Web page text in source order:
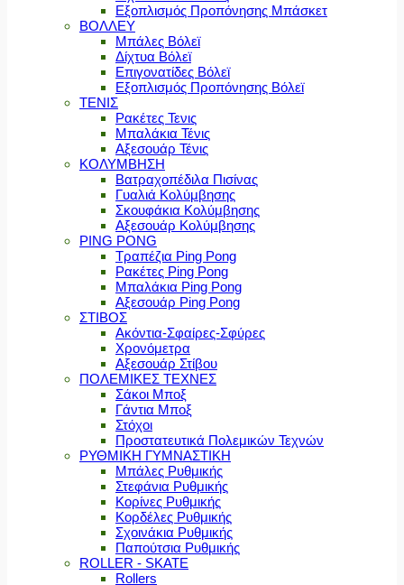
Εξοπλισμός Προπόνησης Μπάσκετ
ΒΟΛΛΕΥ
Μπάλες Βόλεϊ
Δίχτυα Βόλεϊ
Επιγονατίδες Βόλεϊ
Εξοπλισμός Προπόνησης Βόλεϊ
ΤΕΝΙΣ
Ρακέτες Τενις
Μπαλάκια Τένις
Αξεσουάρ Τένις
ΚΟΛΥΜΒΗΣΗ
Βατραχοπέδιλα Πισίνας
Γυαλιά Κολύμβησης
Σκουφάκια Κολύμβησης
Αξεσουάρ Κολύμβησης
PING PONG
Τραπέζια Ping Pong
Ρακέτες Ping Pong
Μπαλάκια Ping Pong
Αξεσουάρ Ping Pong
ΣΤΙΒΟΣ
Ακόντια-Σφαίρες-Σφύρες
Χρονόμετρα
Αξεσουάρ Στίβου
ΠΟΛΕΜΙΚΕΣ ΤΕΧΝΕΣ
Σάκοι Μποξ
Γάντια Μποξ
Στόχοι
Προστατευτικά Πολεμικών Τεχνών
ΡΥΘΜΙΚΗ ΓΥΜΝΑΣΤΙΚΗ
Μπάλες Ρυθμικής
Στεφάνια Ρυθμικής
Κορίνες Ρυθμικής
Κορδέλες Ρυθμικής
Σχοινάκια Ρυθμικής
Παπούτσια Ρυθμικής
ROLLER - SKATE
Rollers